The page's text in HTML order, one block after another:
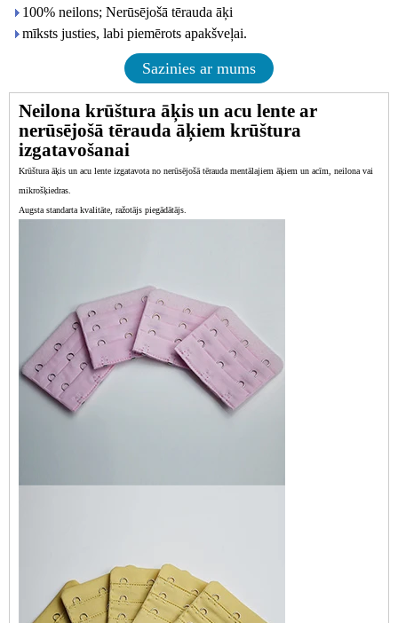
100% neilons; Nerūsējošā tērauda āķi
mīksts justies, labi piemērots apakšveļai.
Sazinies ar mums
Neilona krūštura āķis un acu lente ar
nerūsējošā tērauda āķiem krūštura
izgatavošanai
Krūštura āķis un acu lente izgatavota no nerūsējošā tērauda mentālajiem āķiem un acīm, neilona vai
mikrošķiedras.
Augsta standarta kvalitāte, ražotājs piegādātājs.